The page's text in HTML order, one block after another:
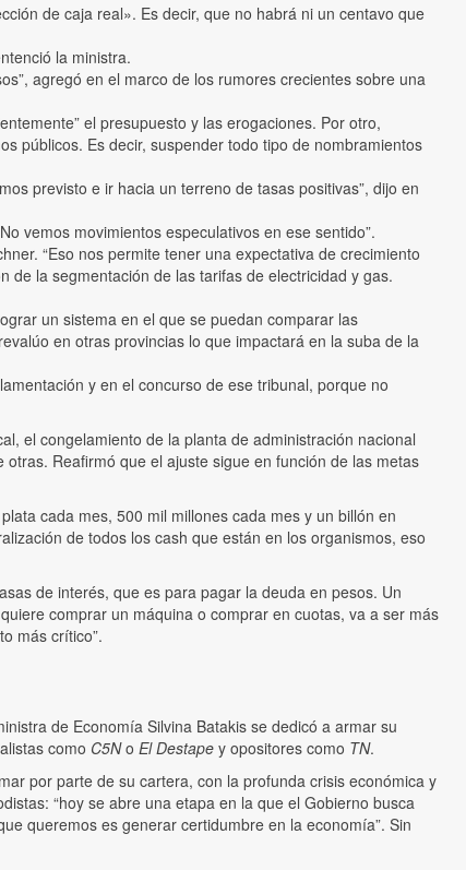
de caja real». Es decir, que no habrá ni un centavo que
la ministra.
agregó en el marco de los rumores crecientes sobre una
el presupuesto y las erogaciones. Por otro,
públicos. Es decir, suspender todo tipo de nombramientos
previsto e ir hacia un terreno de tasas positivas”, dijo en
vemos movimientos especulativos en ese sentido”.
“Eso nos permite tener una expectativa de crecimiento
de la segmentación de las tarifas de electricidad y gas.
un sistema en el que se puedan comparar las
en otras provincias lo que impactará en la suba de la
y en el concurso de ese tribunal, porque no
el congelamiento de la planta de administración nacional
Reafirmó que el ajuste sigue en función de las metas
cada mes, 500 mil millones cada mes y un billón en
de todos los cash que están en los organismos, eso
de interés, que es para pagar la deuda en pesos. Un
comprar un máquina o comprar en cuotas, va a ser más
más crítico”.
de Economía Silvina Batakis se dedicó a armar su
como C5No El Destape y opositores como TN.
por parte de su cartera, con la profunda crisis económica y
“hoy se abre una etapa en la que el Gobierno busca
queremos es generar certidumbre en la economía”. Sin